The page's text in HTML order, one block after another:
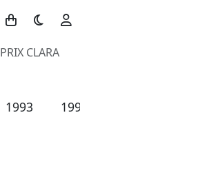
Toggle theme
PRIX CLARA
1993 1994